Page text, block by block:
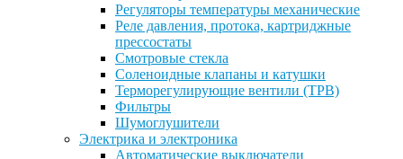
Регуляторы температуры механические
Реле давления, протока, картриджные
прессостаты
Смотровые стекла
Соленоидные клапаны и катушки
Терморегулирующие вентили (ТРВ)
Фильтры
Шумоглушители
Электрика и электроника
Автоматические выключатели